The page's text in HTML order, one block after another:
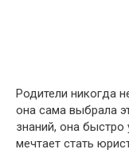
Родители никогда
она сама выбрала
знаний, она быстро
мечтает стать